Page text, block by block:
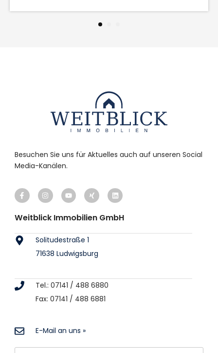
Besuchen Sie uns für Aktuelles auch auf unseren Social
Media-Kanälen.
Weitblick Immobilien GmbH
Solitudestraße 1
71638 Ludwigsburg
Tel.: 07141 / 488 6880
Fax: 07141 / 488 6881
E-Mail an uns »